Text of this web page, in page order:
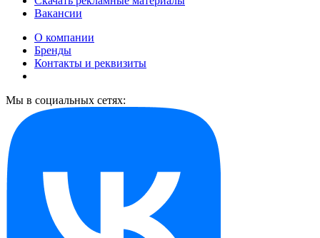
Вакансии
О компании
Бренды
Контакты и реквизиты
Мы в социальных сетях: